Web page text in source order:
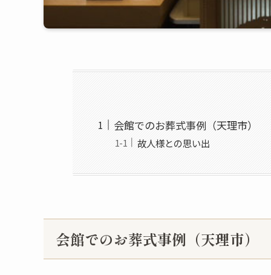
会館でのお葬式事例（天理市）
故人様との思い出
会館でのお葬式事例（天理市）